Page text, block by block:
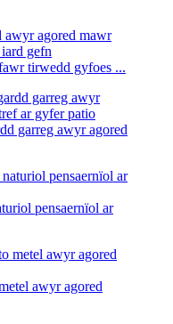
tirwedd gyfoes ...
garreg awyr agored
pensaernïol ar
awyr agored